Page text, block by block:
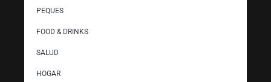
PEQUES
FOOD & DRINKS
SALUD
HOGAR